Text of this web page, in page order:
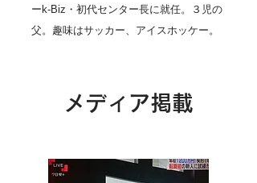
ーk-Biz・初代センター長に就任。３児の
父。趣味はサッカー、アイスホッケー。
メディア掲載